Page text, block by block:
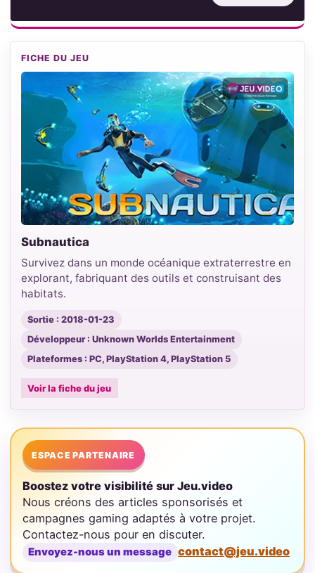
FICHE DU JEU
Subnautica
Survivez dans un monde océanique extraterrestre en
explorant, fabriquant des outils et construisant des
habitats.
Sortie : 2018-01-23
Développeur : Unknown Worlds Entertainment
Plateformes : PC, PlayStation 4, PlayStation 5
Voir la fiche du jeu
ESPACE PARTENAIRE
Boostez votre visibilité sur Jeu.video
Nous créons des articles sponsorisés et
campagnes gaming adaptés à votre projet.
Contactez-nous pour en discuter.
Envoyez-nous un message contact@jeu.video